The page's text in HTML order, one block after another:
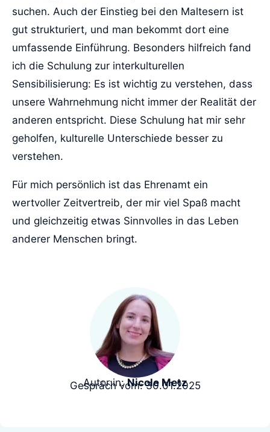
suchen. Auch der Einstieg bei den Maltesern ist
gut strukturiert, und man bekommt dort eine
umfassende Einführung. Besonders hilfreich fand
ich die Schulung zur interkulturellen
Sensibilisierung: Es ist wichtig zu verstehen, dass
unsere Wahrnehmung nicht immer der Realität der
anderen entspricht. Diese Schulung hat mir sehr
geholfen, kulturelle Unterschiede besser zu
verstehen.
Für mich persönlich ist das Ehrenamt ein
wertvoller Zeitvertreib, der mir viel Spaß macht
und gleichzeitig etwas Sinnvolles in das Leben
anderer Menschen bringt.
Autor:in:Nicole Metz
Gespräch vom: 30.01.2025